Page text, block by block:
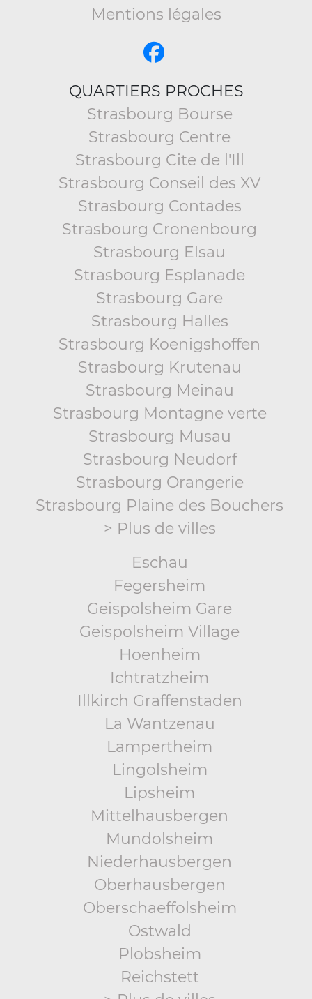
Mentions légales
QUARTIERS PROCHES
Strasbourg Bourse
Strasbourg Centre
Strasbourg Cite de l'Ill
Strasbourg Conseil des XV
Strasbourg Contades
Strasbourg Cronenbourg
Strasbourg Elsau
Strasbourg Esplanade
Strasbourg Gare
Strasbourg Halles
Strasbourg Koenigshoffen
Strasbourg Krutenau
Strasbourg Meinau
Strasbourg Montagne verte
Strasbourg Musau
Strasbourg Neudorf
Strasbourg Orangerie
Strasbourg Plaine des Bouchers
> Plus de villes
Eschau
Fegersheim
Geispolsheim Gare
Geispolsheim Village
Hoenheim
Ichtratzheim
Illkirch Graffenstaden
La Wantzenau
Lampertheim
Lingolsheim
Lipsheim
Mittelhausbergen
Mundolsheim
Niederhausbergen
Oberhausbergen
Oberschaeffolsheim
Ostwald
Plobsheim
Reichstett